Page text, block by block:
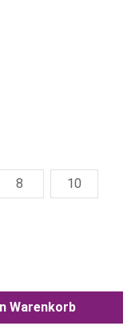
8 10
Warenkorb